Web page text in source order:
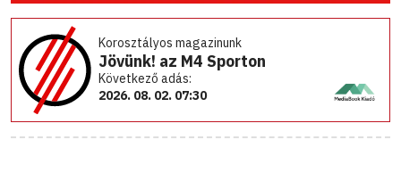
Korosztályos magazinunk
Jövünk! az M4 Sporton
Következő adás:
2026. 08. 02. 07:30